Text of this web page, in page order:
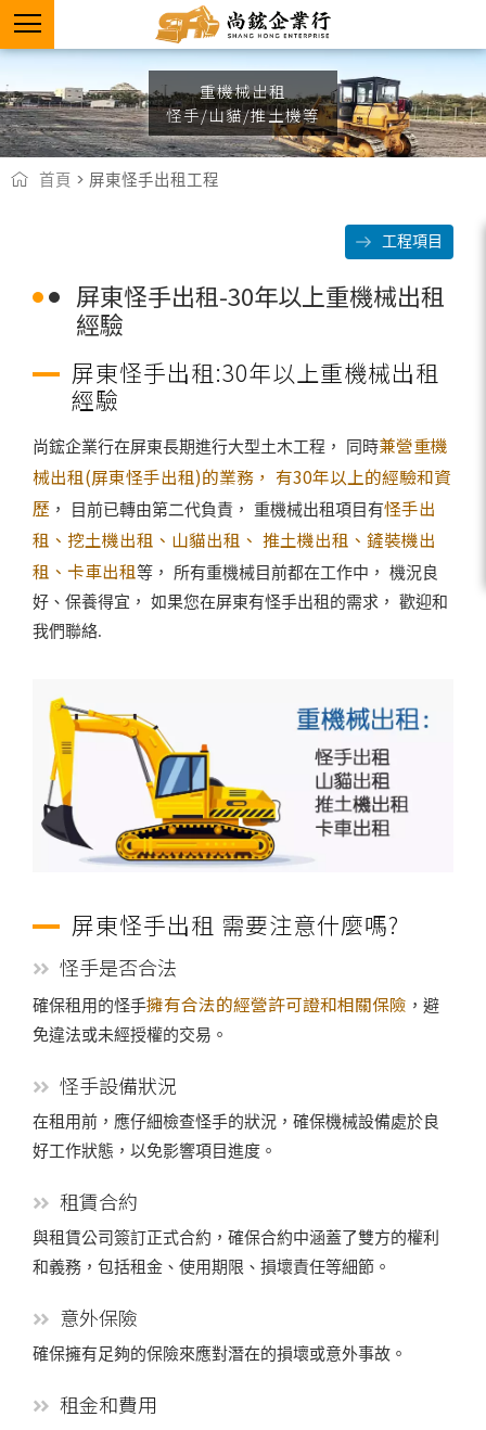
重機械出租
怪手/山貓/推土機等
首頁 > 屏東怪手出租工程
工程項目
屏東怪手出租-30年以上重機械出租
經驗
屏東怪手出租:30年以上重機械出租
經驗
尚鋐企業行在屏東長期進行大型土木工程， 同時兼營重機
械出租(屏東怪手出租)的業務， 有30年以上的經驗和資
歷 ， 目前已轉由第二代負責， 重機械出租項目有怪手出
租、挖土機出租、山貓出租、 推土機出租、鏟裝機出
租、卡車出租等， 所有重機械目前都在工作中， 機況良
好、保養得宜， 如果您在屏東有怪手出租的需求， 歡迎和
我們聯絡.
屏東怪手出租 需要注意什麼嗎?
怪手是否合法
確保租用的怪手擁有合法的經營許可證和相關保險 ，避
免違法或未經授權的交易。
怪手設備狀況
在租用前，應仔細檢查怪手的狀況，確保機械設備處於良
好工作狀態，以免影響項目進度。
租賃合約
與租賃公司簽訂正式合約，確保合約中涵蓋了雙方的權利
和義務，包括租金、使用期限、損壞責任等細節。
意外保險
確保擁有足夠的保險來應對潛在的損壞或意外事故。
租金和費用